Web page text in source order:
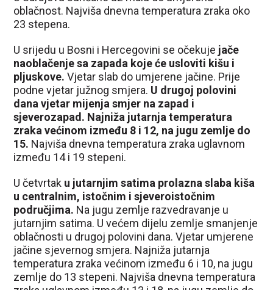
oblačnost. Najviša dnevna temperatura zraka oko
23 stepena.
U srijedu u Bosni i Hercegovini se očekuje jače
naoblačenje sa zapada koje će usloviti kišu i
pljuskove. Vjetar slab do umjerene jačine. Prije
podne vjetar južnog smjera. U drugoj polovini
dana vjetar mijenja smjer na zapad i
sjeverozapad. Najniža jutarnja temperatura
zraka većinom između 8 i 12, na jugu zemlje do
15. Najviša dnevna temperatura zraka uglavnom
između 14 i 19 stepeni.
U četvrtak u jutarnjim satima prolazna slaba kiša
u centralnim, istočnim i sjeveroistočnim
područjima. Na jugu zemlje razvedravanje u
jutarnjim satima. U većem dijelu zemlje smanjenje
oblačnosti u drugoj polovini dana. Vjetar umjerene
jačine sjevernog smjera. Najniža jutarnja
temperatura zraka većinom između 6 i 10, na jugu
zemlje do 13 stepeni. Najviša dnevna temperatura